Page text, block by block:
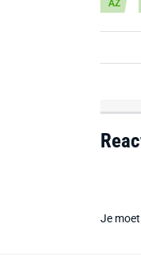
AZ
Je moet